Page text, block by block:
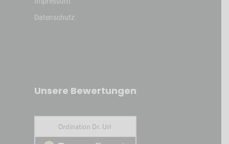
Datenschutz
Unsere Bewertungen